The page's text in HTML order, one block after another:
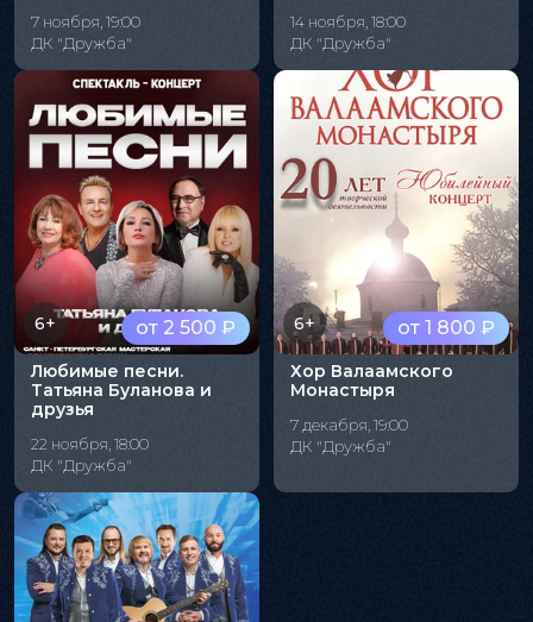
7 ноября, 19:00
ДК "Дружба"
14 ноября, 18:00
ДК "Дружба"
от 2 500 ₽
6+
Любимые песни.
Татьяна Буланова и
друзья
22 ноября, 18:00
ДК "Дружба"
от 1 800 ₽
6+
Хор Валаамского
Монастыря
7 декабря, 19:00
ДК "Дружба"